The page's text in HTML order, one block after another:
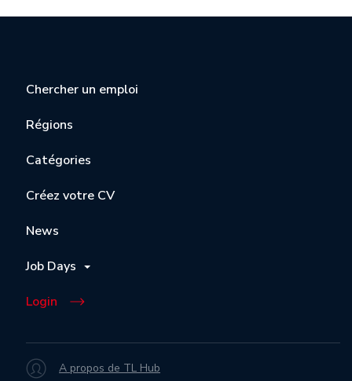
Chercher un emploi
Régions
Catégories
Créez votre CV
News
Job Days
Login
A propos de TL Hub